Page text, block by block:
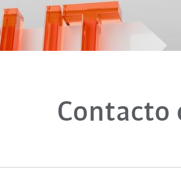
Contacto